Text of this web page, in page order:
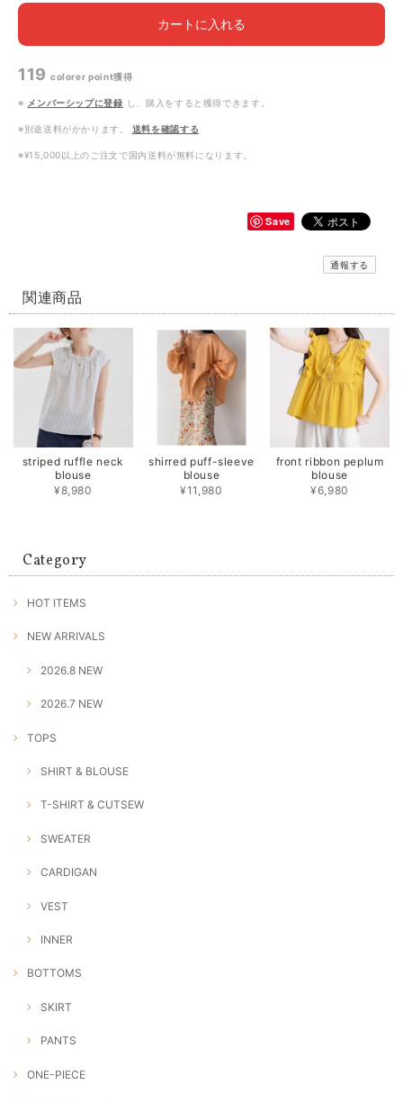
カートに入れる
119 colorer point獲得
※ メンバーシップに登録 し、購入をすると獲得できます。
※別途送料がかかります。 送料を確認する
※¥15,000以上のご注文で国内送料が無料になります。
Save
通報する
関連商品
striped ruffle neck
blouse
¥8,980
shirred puff-sleeve
blouse
¥11,980
front ribbon peplum
blouse
¥6,980
Category
HOT ITEMS
NEW ARRIVALS
2026.8 NEW
2026.7 NEW
TOPS
SHIRT & BLOUSE
T-SHIRT & CUTSEW
SWEATER
CARDIGAN
VEST
INNER
BOTTOMS
SKIRT
PANTS
ONE-PIECE